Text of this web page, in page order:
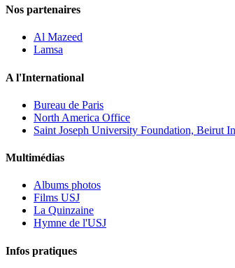
Nos partenaires
Al Mazeed
Lamsa
A l'International
Bureau de Paris
North America Office
Saint Joseph University Foundation, Beirut
Multimédias
Albums photos
Films USJ
La Quinzaine
Hymne de l'USJ
Infos pratiques